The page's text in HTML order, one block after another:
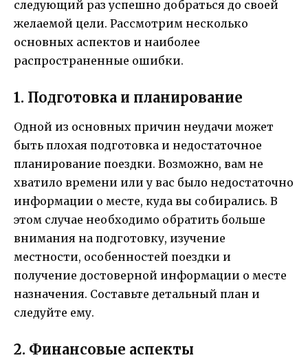
следующий раз успешно добраться до своей
желаемой цели. Рассмотрим несколько
основных аспектов и наиболее
распространенные ошибки.
1. Подготовка и планирование
Одной из основных причин неудачи может
быть плохая подготовка и недостаточное
планирование поездки. Возможно, вам не
хватило времени или у вас было недостаточно
информации о месте, куда вы собирались. В
этом случае необходимо обратить больше
внимания на подготовку, изучение
местности, особенностей поездки и
получение достоверной информации о месте
назначения. Составьте детальный план и
следуйте ему.
2. Финансовые аспекты